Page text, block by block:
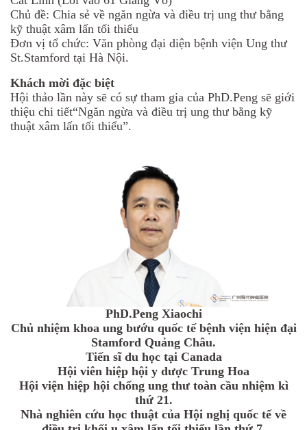
Chủ đề: Chia sẻ về ngăn ngừa và điều trị ung thư bằng
kỹ thuật xâm lấn tối thiểu
Đơn vị tổ chức: Văn phòng đại diện bệnh viện Ung thư
St.Stamford tại Hà Nội.
Khách mời đặc biệt
Hội thảo lần này sẽ có sự tham gia của PhD.Peng sẽ giới
thiệu chi tiết“Ngăn ngừa và điều trị ung thư bằng kỹ
thuật xâm lấn tối thiểu”.
PhD.Peng Xiaochi
Chủ nhiệm khoa ung bướu quốc tế bệnh viện hiện đại
Stamford Quảng Châu.
Tiến sĩ du học tại Canada
Hội viên hiệp hội y dược Trung Hoa
Hội viện hiệp hội chống ung thư toàn cầu nhiệm kì
thứ 21.
Nhà nghiên cứu học thuật của Hội nghị quốc tế về